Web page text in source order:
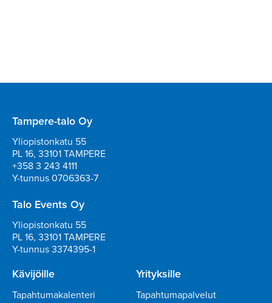
Tampere-talo Oy
Yliopistonkatu 55
PL 16, 33101 TAMPERE
+358 3 243 4111
Y-tunnus 0706363-7
Talo Events Oy
Yliopistonkatu 55
PL 16, 33101 TAMPERE
Y-tunnus 3374395-1
Kävijöille
Tapahtumakalenteri
Yrityksille
Tapahtumapalvelut